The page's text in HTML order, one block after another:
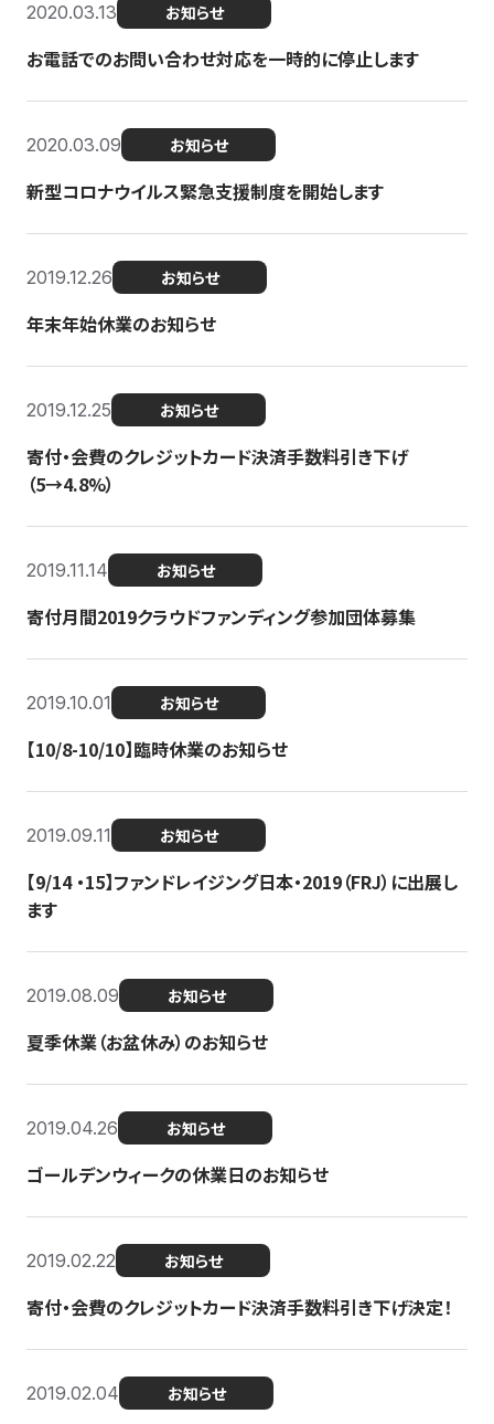
2020.03.13 お知らせ
お電話でのお問い合わせ対応を一時的に停止します
2020.03.09 お知らせ
新型コロナウイルス緊急支援制度を開始します
2019.12.26 お知らせ
年末年始休業のお知らせ
2019.12.25 お知らせ
寄付・会費のクレジットカード決済手数料引き下げ
（5→4.8%）
2019.11.14 お知らせ
寄付月間2019クラウドファンディング参加団体募集
2019.10.01 お知らせ
【10/8-10/10】臨時休業のお知らせ
2019.09.11 お知らせ
【9/14 ・15】ファンドレイジング日本・2019（FRJ）に出展し
ます
2019.08.09 お知らせ
夏季休業（お盆休み）のお知らせ
2019.04.26 お知らせ
ゴールデンウィークの休業日のお知らせ
2019.02.22 お知らせ
寄付・会費のクレジットカード決済手数料引き下げ決定！
2019.02.04 お知らせ